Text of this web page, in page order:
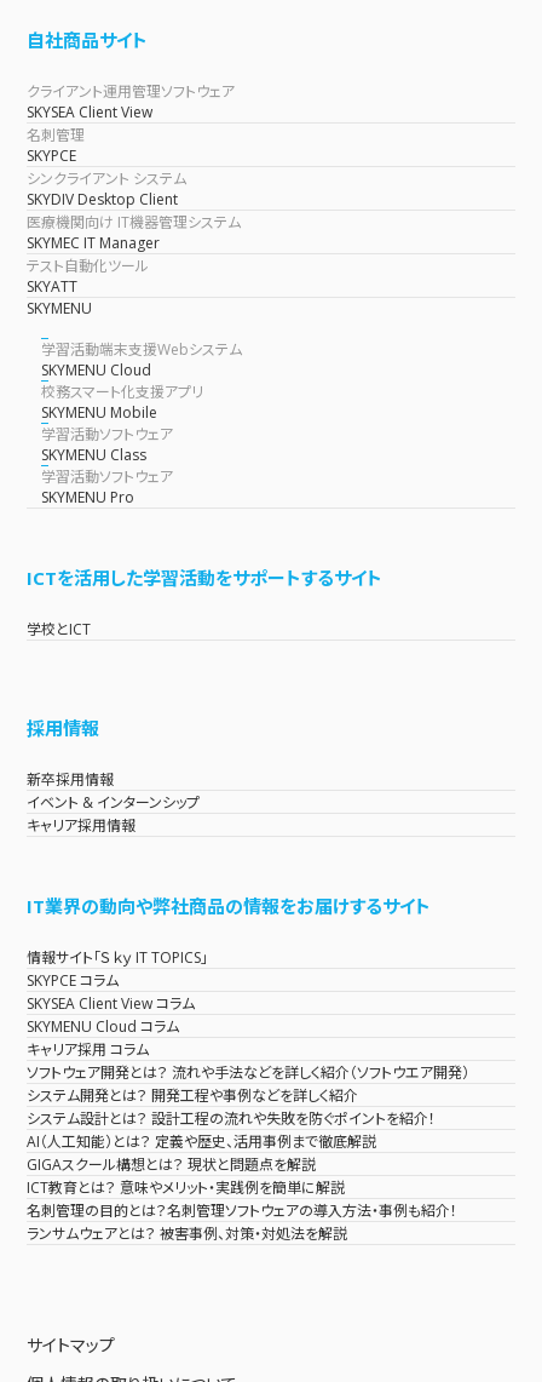
自社商品サイト
クライアント運用管理ソフトウェア
SKYSEA Client View
名刺管理
SKYPCE
シンクライアント システム
SKYDIV Desktop Client
医療機関向け IT機器管理システム
SKYMEC IT Manager
テスト自動化ツール
SKYATT
SKYMENU
学習活動端末支援Webシステム
SKYMENU Cloud
校務スマート化支援アプリ
SKYMENU Mobile
学習活動ソフトウェア
SKYMENU Class
学習活動ソフトウェア
SKYMENU Pro
ICTを活用した学習活動をサポートするサイト
学校とICT
採用情報
新卒採用情報
イベント & インターンシップ
キャリア採用情報
IT業界の動向や弊社商品の情報をお届けするサイト
情報サイト「Ｓｋｙ IT TOPICS」
SKYPCE コラム
SKYSEA Client View コラム
SKYMENU Cloud コラム
キャリア採用 コラム
ソフトウェア開発とは？ 流れや手法などを詳しく紹介（ソフトウエア開発）
システム開発とは？ 開発工程や事例などを詳しく紹介
システム設計とは？ 設計工程の流れや失敗を防ぐポイントを紹介！
AI（人工知能）とは？ 定義や歴史、活用事例まで徹底解説
GIGAスクール構想とは？ 現状と問題点を解説
ICT教育とは？ 意味やメリット・実践例を簡単に解説
名刺管理の目的とは？名刺管理ソフトウェアの導入方法・事例も紹介！
ランサムウェアとは？ 被害事例、対策・対処法を解説
サイトマップ